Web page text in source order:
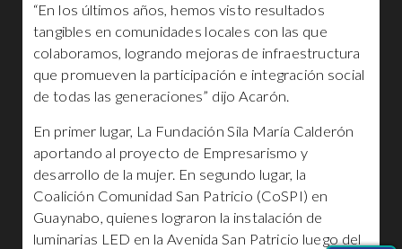
“En los últimos años, hemos visto resultados
tangibles en comunidades locales con las que
colaboramos, logrando mejoras de infraestructura
que promueven la participación e integración social
de todas las generaciones” dijo Acarón.
En primer lugar, La Fundación Sila María Calderón
aportando al proyecto de Empresarismo y
desarrollo de la mujer. En segundo lugar, la
Coalición Comunidad San Patricio (CoSPI) en
Guaynabo, quienes lograron la instalación de
luminarias LED en la Avenida San Patricio luego del